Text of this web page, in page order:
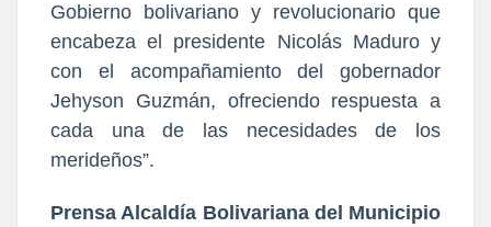
Gobierno bolivariano y revolucionario que
encabeza el presidente Nicolás Maduro y
con el acompañamiento del gobernador
Jehyson Guzmán, ofreciendo respuesta a
cada una de las necesidades de los
merideños”.
Prensa Alcaldía Bolivariana del Municipio